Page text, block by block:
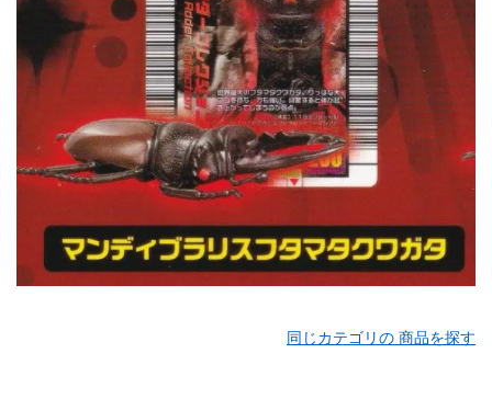
同じカテゴリの 商品を探す